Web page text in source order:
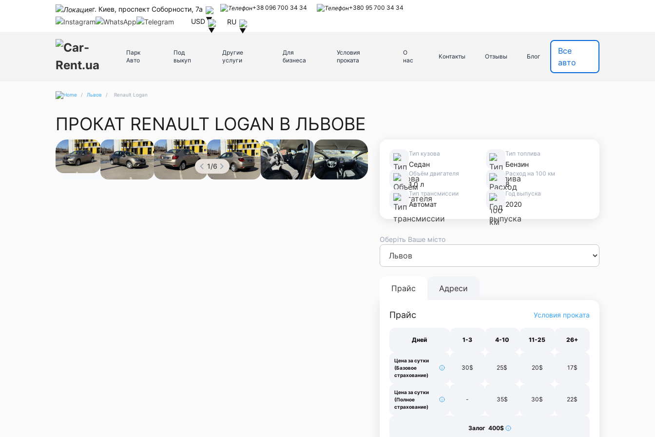
г. Киев, проспект Соборности, 7а +38 096 700 34 34 +380 95 700 34 34
USD RU
Парк
Авто
Под
выкуп
Другие
услуги
Для
бизнеса
Условия
проката
О
нас
Контакты Отзывы Блог
Все
авто
/ Львов / Renault Logan
ПРОКАТ RENAULT LOGAN В ЛЬВОВЕ
1/6
Тип кузова
Седан
Тип топлива
Бензин
Объём двигателя
1.0 л
Расход на 100 км
8
Тип трансмиссии
Автомат
Год выпуска
2020
Оберіть Ваше місто
КиевЛьвовОдесса
Франковск
Прайс Адреси
Прайс Условия проката
Дней 1-3 4-10 11-25 26+
Цена за сутки
(Базовое
страхование)
30$ 25$ 20$ 17$
Цена за сутки
(Полное
страхование)
- 35$ 30$ 22$
Залог 400$